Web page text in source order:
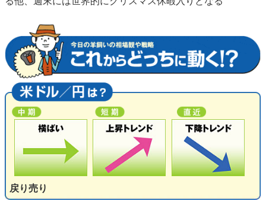
戻り売り